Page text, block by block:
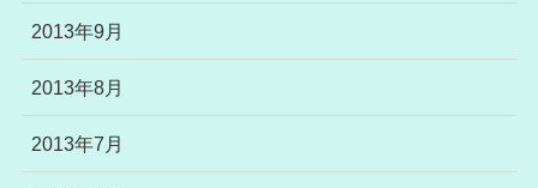
2013年9月
2013年8月
2013年7月